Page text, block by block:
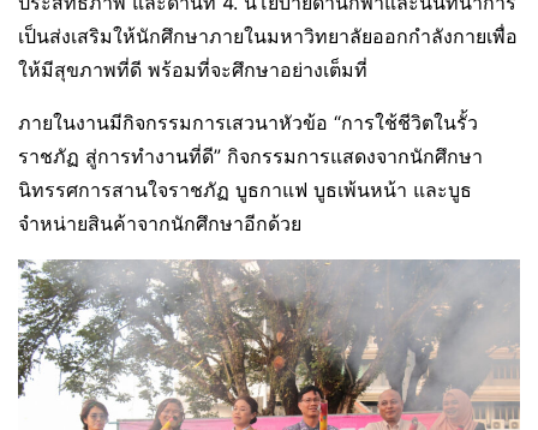
เป็นส่งเสริมให้นักศึกษาภายในมหาวิทยาลัยออกกำลังกายเพื่อ
ให้มีสุขภาพที่ดี พร้อมที่จะศึกษาอย่างเต็มที่
ภายในงานมีกิจกรรมการเสวนาหัวข้อ “การใช้ชีวิตในรั้ว
ราชภัฏ สู่การทำงานที่ดี” กิจกรรมการแสดงจากนักศึกษา
นิทรรศการสานใจราชภัฏ บูธกาแฟ บูธเพ้นหน้า และบูธ
จำหน่ายสินค้าจากนักศึกษาอีกด้วย